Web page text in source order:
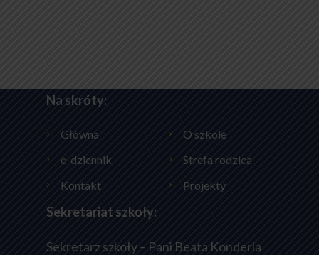
Na skróty:
Główna
O szkole
e-dziennik
Strefa rodzica
Kontakt
Projekty
Sekretariat szkoły:
Sekretarz szkoły – Pani Beata Konderla